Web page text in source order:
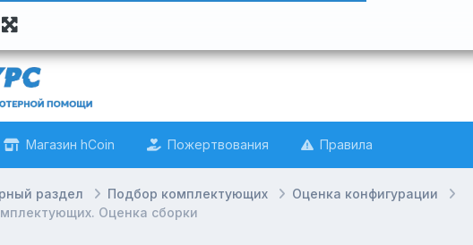
Магазин hCoin Пожертвования Правила
раздел Подбор комплектующих
Оценка конфигурации
Оценка сборки